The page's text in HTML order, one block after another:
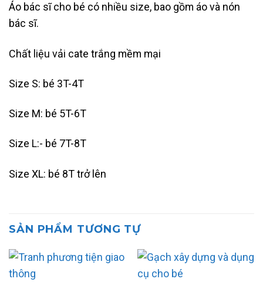
Áo bác sĩ cho bé có nhiều size, bao gồm áo và nón
bác sĩ.
Chất liệu vải cate trắng mềm mại
Size S: bé 3T-4T
Size M: bé 5T-6T
Size L:- bé 7T-8T
Size XL: bé 8T trở lên
SẢN PHẨM TƯƠNG TỰ